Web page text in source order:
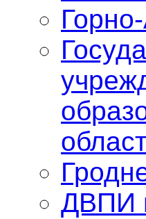
ДВПИ